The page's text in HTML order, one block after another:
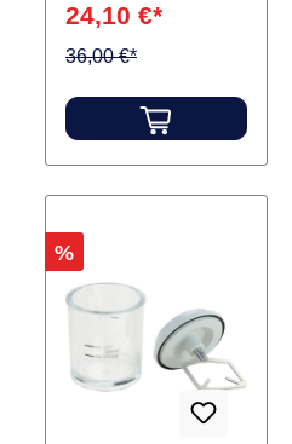
Instrumenten.
Einsatz von beiden
Inhalt Achatspatel
24,10 €*
36,00 €*
Rabatt
%